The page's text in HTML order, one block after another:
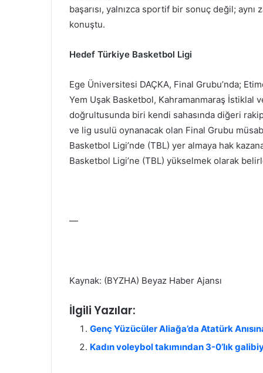
başarısı, yalnızca sportif bir sonuç değil; aynı
konuştu.
Hedef Türkiye Basketbol Ligi
Ege Üniversitesi DAÇKA, Final Grubu’nda;
Yem Uşak Basketbol, Kahramanmaraş
doğrultusunda biri kendi sahasında diğeri
ve lig usulü oynanacak olan Final Grubu
Basketbol Ligi’nde (TBL) yer almaya hak
Basketbol Ligi’ne (TBL) yükselmek olarak
—
Kaynak: (BYZHA) Beyaz Haber Ajansı
İlgili Yazılar:
Genç Yüzücüler Aliağa’da Atatürk
Kadın voleybol takımından 3-0’lık